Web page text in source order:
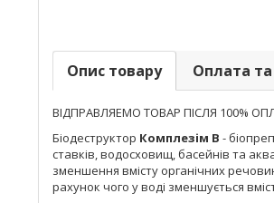
Опис товару Оплата
ВІДПРАВЛЯЕМО ТОВАР ПІСЛЯ 100%
Біодеструктор Комплезім В -
ставків, водосховищ, басейнів та
зменшення вмісту органічних
рахунок чого у воді зменшується